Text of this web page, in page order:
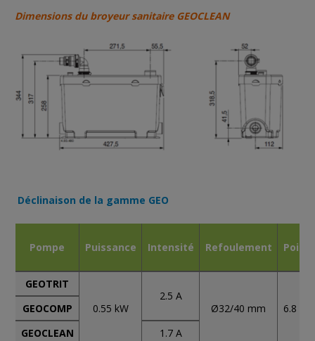
Dimensions du broyeur sanitaire GEOCLEAN
Déclinaison de la gamme GEO
Pompe Puissance Intensité Refoulement Poids
GEOTRIT
0.55 kW
2.5 A
Ø32/40 mm
6.8 kg
GEOCOMP
GEOCLEAN
1.7 A